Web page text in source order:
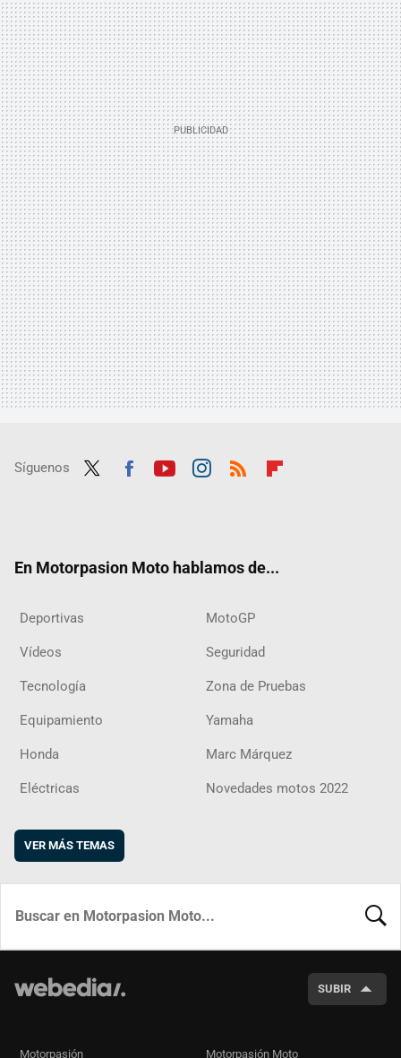
Síguenos
En Motorpasion Moto hablamos de...
Deportivas MotoGP
Vídeos Seguridad
Tecnología Zona de Pruebas
Equipamiento Yamaha
Honda Marc Márquez
Eléctricas Novedades motos 2022
VER MÁS TEMAS
SUBIR
Motorpasión Motorpasión Moto